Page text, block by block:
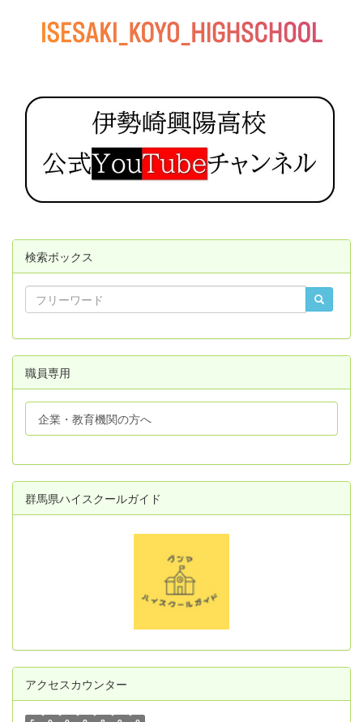
検索ボックス
職員専用
企業・教育機関の方へ
群馬県ハイスクールガイド
アクセスカウンター